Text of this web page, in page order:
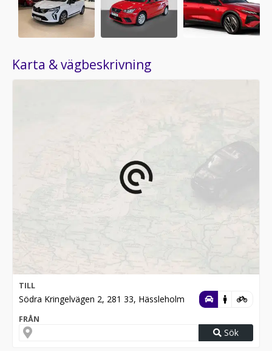
Karta & vägbeskrivning
TILL
Södra Kringelvägen 2, 281 33, Hässleholm
FRÅN
Sök